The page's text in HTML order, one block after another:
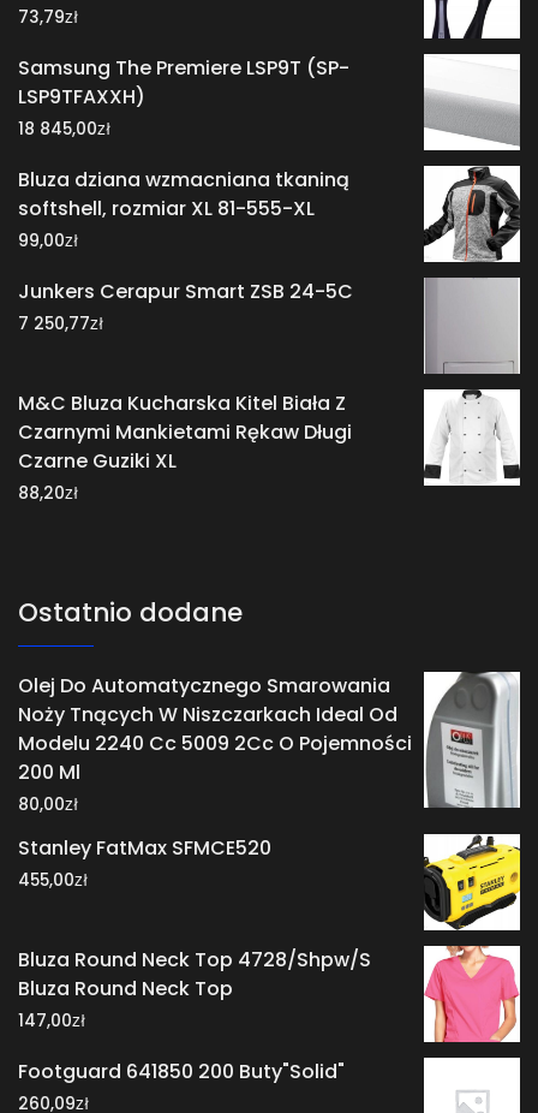
73,79zł
Samsung The Premiere LSP9T (SP-
LSP9TFAXXH)
18 845,00zł
Bluza dziana wzmacniana tkaniną
softshell, rozmiar XL 81-555-XL
99,00zł
Junkers Cerapur Smart ZSB 24-5C
7 250,77zł
M&C Bluza Kucharska Kitel Biała Z
Czarnymi Mankietami Rękaw Długi
Czarne Guziki XL
88,20zł
Ostatnio dodane
Olej Do Automatycznego Smarowania
Noży Tnących W Niszczarkach Ideal Od
Modelu 2240 Cc 5009 2Cc O Pojemności
200 Ml
80,00zł
Stanley FatMax SFMCE520
455,00zł
Bluza Round Neck Top 4728/Shpw/S
Bluza Round Neck Top
147,00zł
Footguard 641850 200 Buty"Solid"
260,09zł